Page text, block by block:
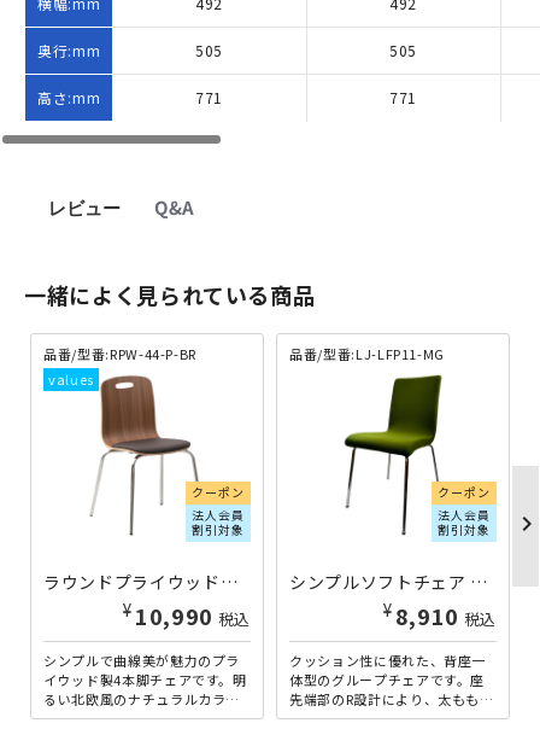
奥行:mm
高さ:mm
505
771
505
771
レビュー Q&A
一緒によく見られている商品
品番/型番:RPW-44-P-BR
クーポン
法人会員
割引対象
ラウンドプライウッドチェア 座パット付き 単体 ブラウン RPW-44-P-BR | 416512
¥ 10,990 税込
シンプルで曲線美が魅力のプラ
イウッド製4本脚チェアです。明
るい北欧風のナチュラルカラー
と、高級感漂うブラウンの2色か
品番/型番:LJ-LFP11-MG
クーポン
法人会員
割引対象
シンプルソフトチェア モスグリーン LJ-LFP11-MG | 488223
¥ 8,910 税込
クッション性に優れた、背座一
体型のグループチェアです。座
先端部のR設計により、太ももや
膝裏に圧迫感を感じることな
chevron_right